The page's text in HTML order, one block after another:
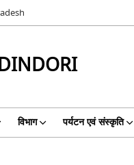
विभाग पर्यटन एवं संस्कृति